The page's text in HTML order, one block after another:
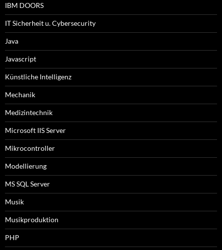
IBM DOORS
IT Sicherheit u. Cybersecurity
Java
Javascript
Künstliche Intelligenz
Mechanik
Medizintechnik
Microsoft IIS Server
Mikrocontroller
Modellierung
MS SQL Server
Musik
Musikproduktion
PHP